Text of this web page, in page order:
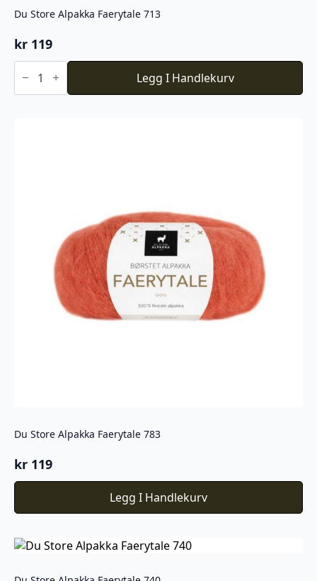
Du Store Alpakka Faerytale 713
kr 119
Du
Store
Faerytale
Legg I Handlekurv
Du Store Alpakka Faerytale 783
kr 119
Legg I Handlekurv